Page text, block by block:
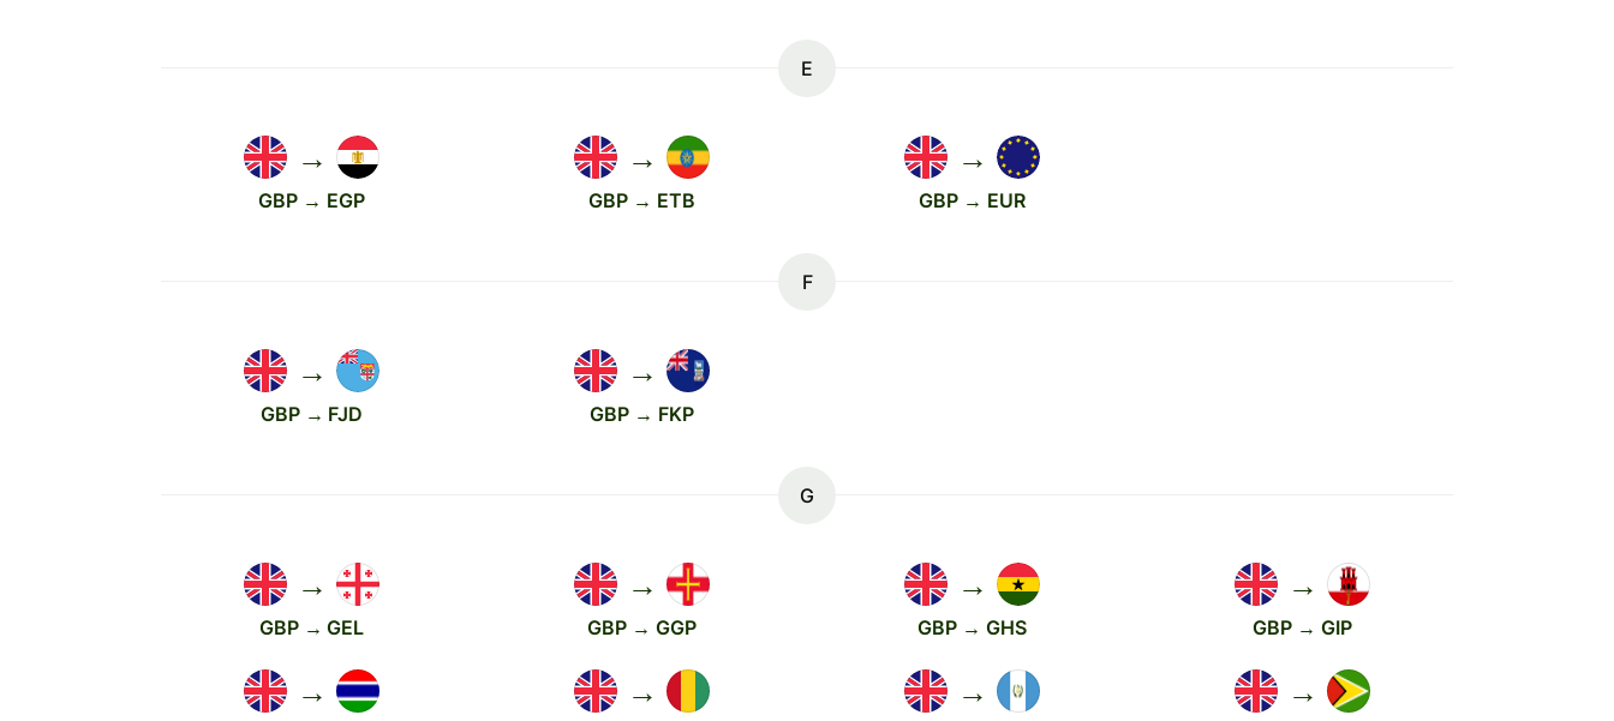
E
→
GBP → EGP
→
GBP → ETB
→
GBP → EUR
F
→
GBP → FJD
→
GBP → FKP
G
→
GBP → GEL
→
GBP → GGP
→
GBP → GHS
→
GBP → GIP
→ → → →